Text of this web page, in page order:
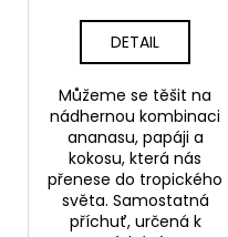
DETAIL
Můžeme se těšit na
nádhernou kombinaci
ananasu, papáji a
kokosu, která nás
přenese do tropického
světa. Samostatná
příchuť, určená k